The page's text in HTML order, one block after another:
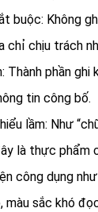
buộc: Không
chỉ chịu trách
Thành phần
tin công bố.
lầm: Như
là thực phẩm
công dụng
màu sắc khó